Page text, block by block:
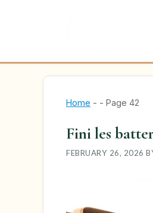
Home - - Page 42
Fini les
FEBRUARY 26, 2026